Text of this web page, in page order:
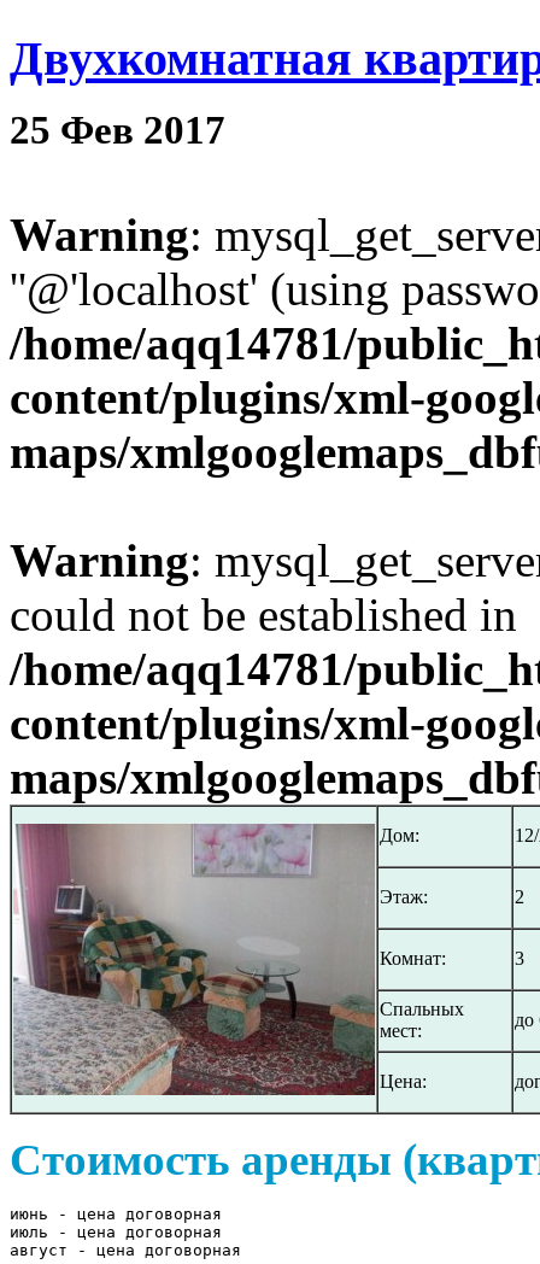
Двухкомнатная
25 Фев 2017
Warning:
''@'localhost' (using
/home/aqq14781/
content/plugins/xml-
maps/
Warning:
could not be established in
/home/aqq14781/
content/plugins/xml-
maps/
Дом:
Этаж: 2
Комнат: 3
Спальных
мест:
до
Цена:
Стоимость аренды
июнь - цена договорная
июль - цена договорная
август - цена договорная